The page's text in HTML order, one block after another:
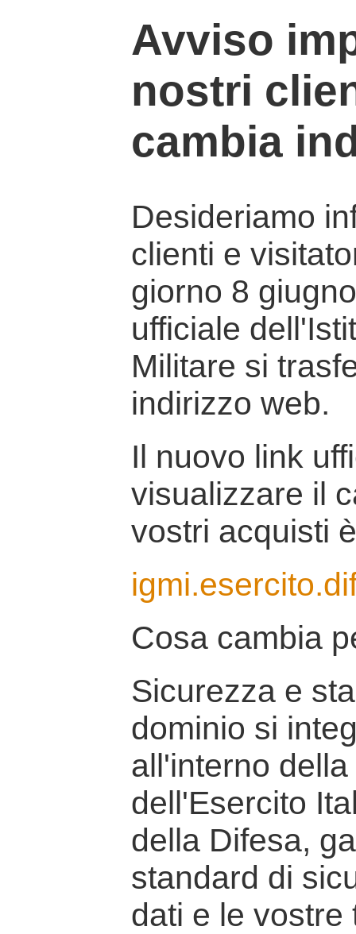
Avviso
nostri
cambia
Desideriamo
clienti e
giorno 8
ufficiale
Militare si
indirizzo web.
Il nuovo link
visualizzare il
vostri acquisti
Cosa cambia
Sicurezza e
dominio si
all'interno
dell'Esercito
della Difesa,
standard di
dati e le vostre